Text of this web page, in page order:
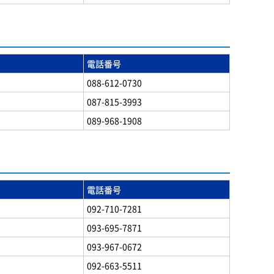
電話番号
088-612-0730
087-815-3993
089-968-1908
電話番号
092-710-7281
093-695-7871
093-967-0672
092-663-5511